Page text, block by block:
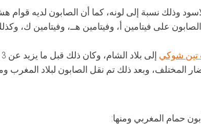
وذلك نسبة إلى لونه، كما أن الصابون لديه
الصابون على فيتامين أ، وفيتامين هــ، وفيتامين ك،
تين شوكي
المختلف، وبعد ذلك تم نقل الصابون لبلاد المغرب
حمام المغربي ومنها: